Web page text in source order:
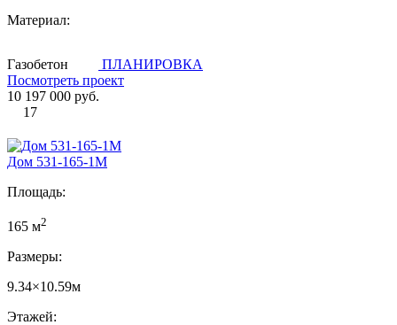
Материал:
Газобетон
ПЛАНИРОВКА
Посмотреть проект
10 197 000 руб.
17
Дом 531-165-1М
Площадь:
165 м2
Размеры:
9.34×10.59м
Этажей: